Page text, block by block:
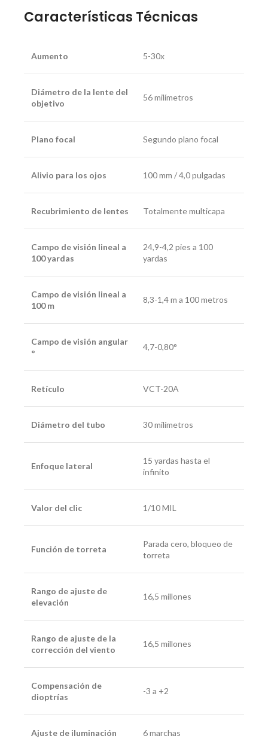
Características Técnicas
Aumento 5-30x
Diámetro de la lente del
objetivo
56 milímetros
Plano focal Segundo plano focal
Alivio para los ojos 100 mm / 4,0 pulgadas
Recubrimiento de lentes Totalmente multicapa
Campo de visión lineal a
100 yardas
24,9-4,2 pies a 100
yardas
Campo de visión lineal a
100 m
8,3-1,4 m a 100 metros
Campo de visión angular
°
4,7-0,80°
Retículo VCT-20A
Diámetro del tubo 30 milímetros
Enfoque lateral
15 yardas hasta el
infinito
Valor del clic 1/10 MIL
Función de torreta
Parada cero, bloqueo de
torreta
Rango de ajuste de
elevación
16,5 millones
Rango de ajuste de la
corrección del viento
16,5 millones
Compensación de
dioptrías
-3 a +2
Ajuste de iluminación 6 marchas